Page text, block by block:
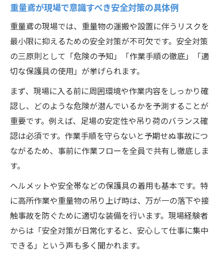
重量鳶が現場で意識すべき安全対策の具体例
重量鳶の現場では、重量物の運搬や設置に伴うリスクを
最小限に抑えるための安全対策が不可欠です。安全対策
の三原則として「危険の予知」「作業手順の徹底」「適
切な保護具の使用」が挙げられます。
まず、現場に入る前に周囲環境や作業内容をしっかり確
認し、どのような危険が潜んでいるかを予測することが
重要です。例えば、足場の安定性や吊り荷のバランス確
認は必須です。作業手順を守らないと予期せぬ事故につ
ながるため、事前に作業フローを全員で共有し徹底しま
す。
ヘルメットや安全帯などの保護具の着用も基本です。特
に高所作業や重量物の吊り上げ時は、万が一の落下や接
触事故を防ぐために適切な装備を行います。現場経験者
からは「安全対策が日常化すると、安心して仕事に集中
できる」という声も多く聞かれます。